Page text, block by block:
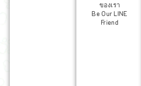
ของเรา
Be Our LINE
Friend